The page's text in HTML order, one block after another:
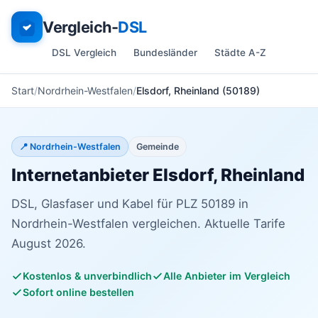
Vergleich-DSL
DSL Vergleich Bundesländer Städte A-Z
Start Nordrhein-Westfalen Elsdorf, Rheinland (50189)
📍 Nordrhein-Westfalen Gemeinde
Internetanbieter Elsdorf, Rheinland
DSL, Glasfaser und Kabel für PLZ 50189 in
Nordrhein-Westfalen vergleichen. Aktuelle Tarife
August 2026.
Kostenlos & unverbindlich
Alle Anbieter im Vergleich
Sofort online bestellen